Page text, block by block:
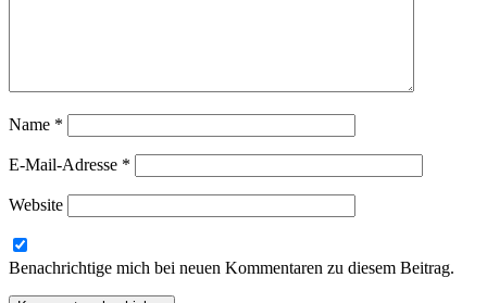
Name *
E-Mail-Adresse *
Website
Benachrichtige mich bei neuen Kommentaren zu diesem Beitrag.